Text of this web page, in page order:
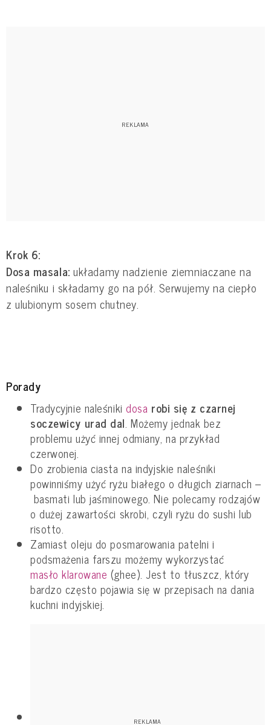
Krok 6:
Dosa masala: układamy nadzienie ziemniaczane na
naleśniku i składamy go na pół. Serwujemy na ciepło
z ulubionym sosem chutney.
Porady
Tradycyjnie naleśnikidosa robi się z czarnej
soczewicy urad dal. Możemy jednak bez
problemu użyć innej odmiany, na przykład
czerwonej.
Do zrobienia ciasta na indyjskie naleśniki
powinniśmy użyć ryżu białego o długich ziarnach –
basmati lub jaśminowego. Nie polecamy rodzajów
o dużej zawartości skrobi, czyli ryżu do sushi lub
risotto.
Zamiast oleju do posmarowania patelni i
podsmażenia farszu możemy wykorzystać
masło klarowane (ghee). Jest to tłuszcz, który
bardzo często pojawia się w przepisach na dania
kuchni indyjskiej.